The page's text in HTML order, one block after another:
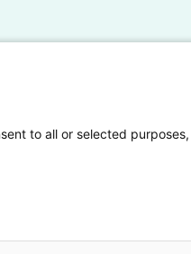
vragen
to all or selected